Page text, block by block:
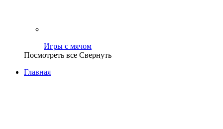
Игры с мячом
Посмотреть все Свернуть
Главная